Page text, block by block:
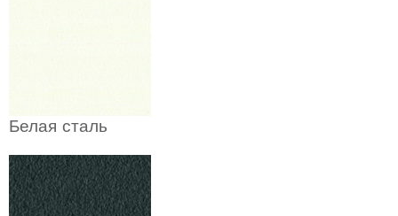
Белая сталь